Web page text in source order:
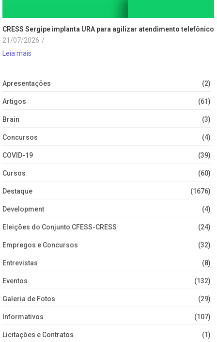
CRESS Sergipe implanta URA para agilizar atendimento telefônico
21/07/2026 /
Leia mais
Apresentações (2)
Artigos (61)
Brain (3)
Concursos (4)
COVID-19 (39)
Cursos (60)
Destaque (1676)
Development (4)
Eleições do Conjunto CFESS-CRESS (24)
Empregos e Concursos (32)
Entrevistas (8)
Eventos (132)
Galeria de Fotos (29)
Informativos (107)
Licitações e Contratos (1)